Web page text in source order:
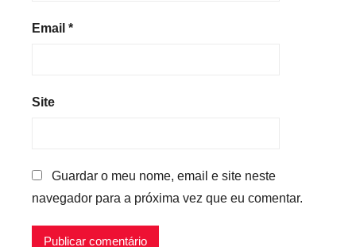
Email *
Site
Guardar o meu nome, email e site neste
navegador para a próxima vez que eu comentar.